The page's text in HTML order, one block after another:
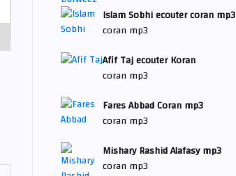
Islam Sobhi ecouter coran mp3
coran mp3
Afif Taj ecouter Koran
coran mp3
Fares Abbad Coran mp3
coran mp3
Mishary Rashid Alafasy mp3
coran mp3